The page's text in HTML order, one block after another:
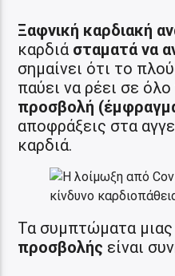
Ξαφνική καρδιακή
καρδιά σταματά να
σημαίνει ότι το
παύει να ρέει σε
προσβολή
αποφράξεις στα
καρδιά.
Τα συμπτώματα μιας
προσβολής είναι